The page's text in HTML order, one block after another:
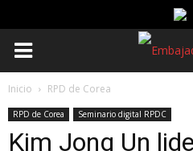
Inicio RPD de Corea
RPD de Corea Seminario digital RPDC
Kim Jong Un